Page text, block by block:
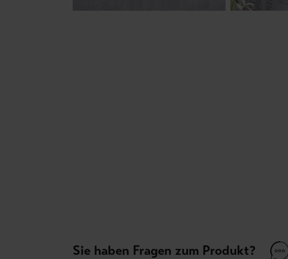
Sie haben Fragen zum Produkt?